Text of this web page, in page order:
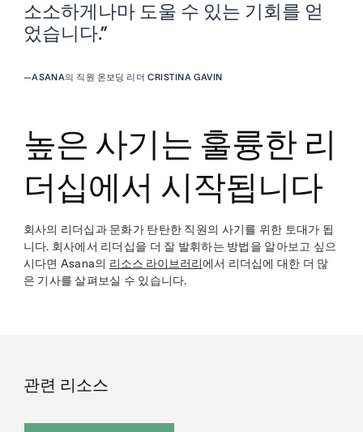
소소하게나마 도울 수 있는 기회를 얻
었습니다.”
—ASANA의 직원 온보딩 리더 CRISTINA GAVIN
높은 사기는 훌륭한 리
더십에서 시작됩니다
회사의 리더십과 문화가 탄탄한 직원의 사기를 위한 토대가 됩
니다. 회사에서 리더십을 더 잘 발휘하는 방법을 알아보고 싶으
시다면 Asana의 리소스 라이브러리에서 리더십에 대한 더 많
은 기사를 살펴보실 수 있습니다.
관련 리소스